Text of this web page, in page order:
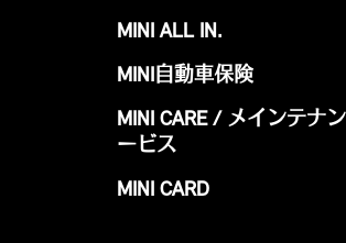
MINI ALL IN.
MINI自動車保険
MINI CARE / メインテナ
ービス
MINI CARD